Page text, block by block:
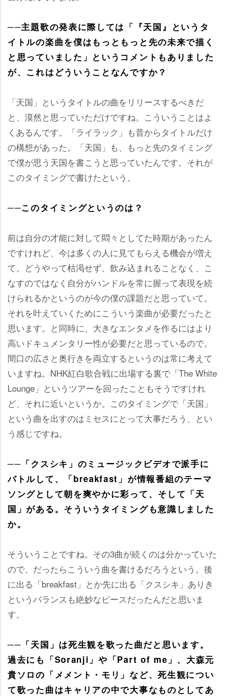
──主題歌の発表に際しては「『天国』というタ
イトルの楽曲を僕はもっともっと先の未来で描く
と思っていました」というコメントもありました
が、これはどういうことなんですか？
「天国」というタイトルの曲をリリースするべきだ
と、漠然と思っていただけですね。こういうことはよ
くあるんです。「ライラック」も昔からタイトルだけ
の構想があった。「天国」も、もっと先のタイミング
で僕が思う天国を書こうと思っていたんです。それが
このタイミングで書けたという。
──このタイミングというのは？
前は自分の才能に対して悶々としてた時期があったん
ですけれど、今は多くの人に見てもらえる機会が増え
て。どうやって枯渇せず、飲み込まれることなく、こ
なすのではなく自分がハンドルを常に握って表現を続
けられるかというのが今の僕の課題だと思っていて。
それを叶えていくためにこういう楽曲が必要だったと
思います。と同時に、大きなエンタメを作るにはより
高いドキュメンタリー性が必要だと思っているので。
間口の広さと奥行きを両立するというのは常に考えて
いますね。NHK紅白歌合戦に出場する裏で「The White
Lounge」というツアーを回ったこともそうですけれ
ど、それに近いというか。このタイミングで「天国」
という曲を出すのはミセスにとって大事だろう、とい
う感じですね。
──「クスシキ」のミュージックビデオで派手に
バトルして、「breakfast」が情報番組のテーマ
ソングとして朝を爽やかに彩って、そして「天
国」がある。そういうタイミングも意識しました
か。
そういうことですね。その3曲が続くのは分かっていた
ので、だったらこういう曲を書けるだろうという。後
に出る「breakfast」とか先に出る「クスシキ」ありき
というバランスも絶妙なピースだったんだと思いま
す。
──「天国」は死生観を歌った曲だと思います。
過去にも「Soranji」や「Part of me」、大森元
貴ソロの「メメント・モリ」など、死生観につい
て歌った曲はキャリアの中で大事なものとしてあ